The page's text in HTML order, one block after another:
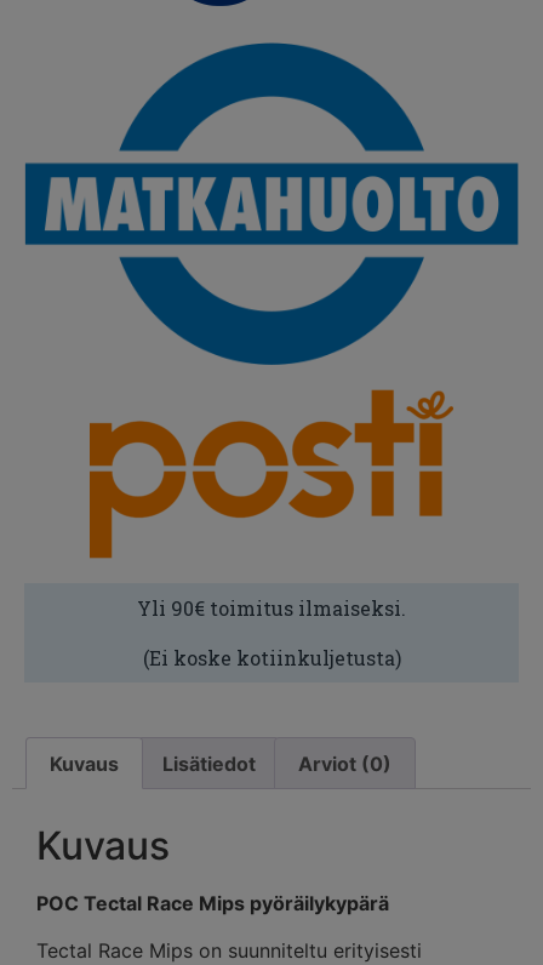
Yli 90€ toimitus ilmaiseksi.
(Ei koske kotiinkuljetusta)
Kuvaus Lisätiedot Arviot (0)
Kuvaus
POC Tectal Race Mips pyöräilykypärä
Tectal Race Mips on suunniteltu erityisesti